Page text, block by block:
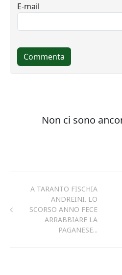
A TARANTO FISCHIA
ANDREINI. LO
SCORSO ANNO FECE
ARRABBIARE LA
PAGANESE...